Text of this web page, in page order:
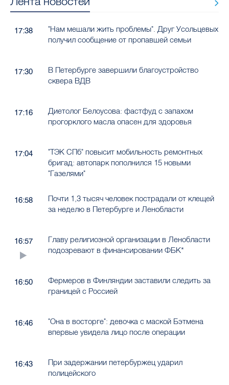
17:38
"Нам мешали жить проблемы". Друг Усольцевых
получил сообщение от пропавшей семьи
17:30
В Петербурге завершили благоустройство
сквера ВДВ
17:16
Диетолог Белоусова: фастфуд с запахом
прогорклого масла опасен для здоровья
17:04
"ТЭК СПб" повысит мобильность ремонтных
бригад: автопарк пополнился 15 новыми
"Газелями"
16:58
Почти 1,3 тысяч человек пострадали от клещей
за неделю в Петербурге и Ленобласти
16:57
Главу религиозной организации в Ленобласти
подозревают в финансировании ФБК*
16:50
Фермеров в Финляндии заставили следить за
границей с Россией
16:46
"Она в восторге": девочка с маской Бэтмена
впервые увидела лицо после операции
16:43
При задержании петербуржец ударил
полицейского